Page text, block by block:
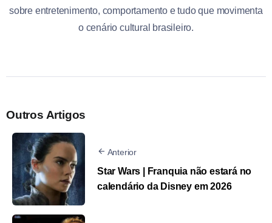
sobre entretenimento, comportamento e tudo que movimenta
o cenário cultural brasileiro.
Outros Artigos
Anterior
Star Wars | Franquia não estará no
calendário da Disney em 2026